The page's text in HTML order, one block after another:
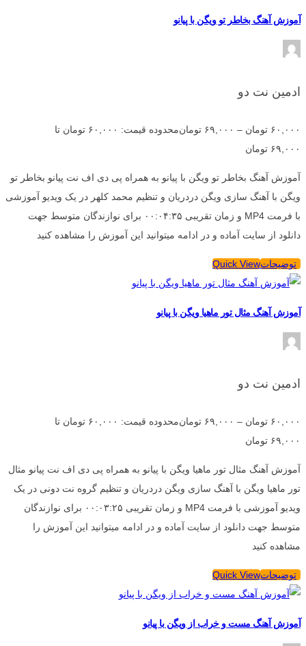
آموزش آهنگ بخاطر تو ویگن با پیانو
ادمین نت دو
۶۰,۰۰۰ تومان – ۶۹,۰۰۰ تومان
محدوده قیمت: ۶۰,۰۰۰ تومان تا
۶۹,۰۰۰ تومان
آموزش آهنگ بخاطر تو ویگن با پیانو به همراه پی دی اف نت پیانو بخاطر تو
ویگن با آهنگ سازی ویگن دردریان و تنظیم محمد کلهر در یک ویدیو آموزشی
با فرمت MP4 و زمان تقریبی ۰۰:۰۴:۳۵ برای نوازندگان متوسط جهت
دانلود از سایت آماده و در ادامه میتوانید این آموزش را مشاهده کنید
توضیحاتQuick View
آموزش آهنگ مثال تور ماهیا ویگن با پیانو
ادمین نت دو
۶۰,۰۰۰ تومان – ۶۹,۰۰۰ تومان
محدوده قیمت: ۶۰,۰۰۰ تومان تا
۶۹,۰۰۰ تومان
آموزش آهنگ مثال تور ماهیا ویگن با پیانو به همراه پی دی اف نت پیانو مثال
تور ماهیا ویگن با آهنگ سازی ویگن دردریان و تنظیم گروه نت دونی در یک
ویدیو آموزشی با فرمت MP4 و زمان تقریبی ۰۰:۰۳:۲۵ برای نوازندگان
متوسط جهت دانلود از سایت آماده و در ادامه میتوانید این آموزش را
مشاهده کنید
توضیحاتQuick View
آموزش آهنگ مست و خراب از ویگن با پیانو